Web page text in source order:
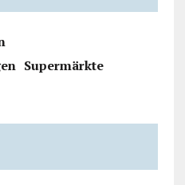
Supermärkte